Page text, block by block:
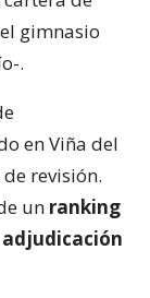
gimnasio
.
en Viña del
revisión.
un ranking